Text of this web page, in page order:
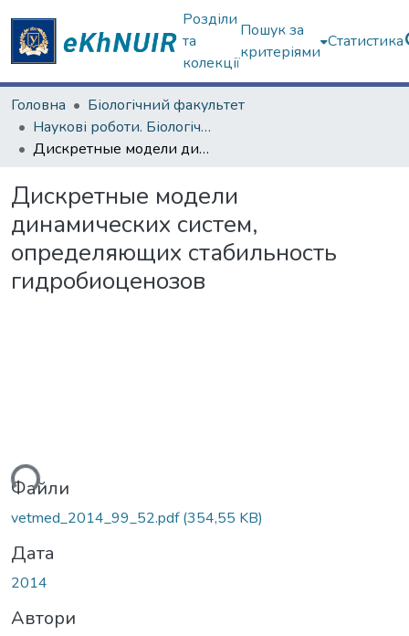
Розділи
та
колекції
Пошук за
критеріями
Статистика
Головна
Біологічний факультет
Наукові роботи. Біологічний факультет
Дискретные модели динамических систем, определяющих стабильность гидробиоценозов
Дискретные модели
динамических систем,
определяющих стабильность
гидробиоценозов
Файли
vetmed_2014_99_52.pdf(354,55 KB)
Дата
2014
Автори